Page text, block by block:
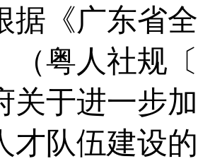
据《广东省
（粤人社规
关于进一步
才队伍建设